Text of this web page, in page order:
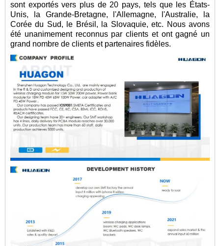
sont exportés vers plus de 20 pays, tels que les États-
Unis, la Grande-Bretagne, l'Allemagne, l'Australie, la
Corée du Sud, le Brésil, la Slovaquie, etc. Nous avons
été unanimement reconnus par clients et ont gagné un
grand nombre de clients et partenaires fidèles.